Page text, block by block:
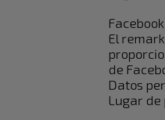
El
de
Datos
Lugar de